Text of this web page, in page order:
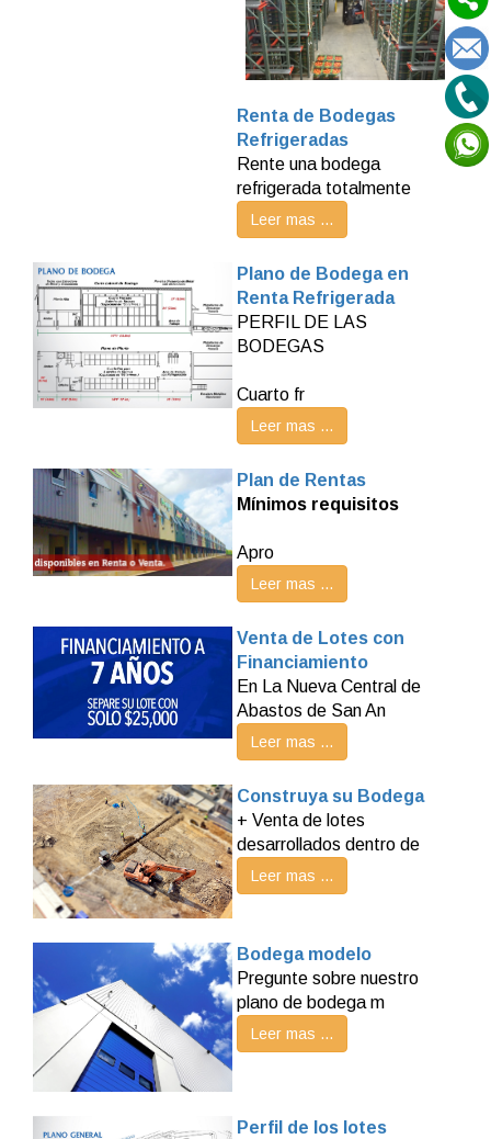
Renta de Bodegas
Refrigeradas
Rente una bodega
refrigerada totalmente
Leer mas ...
Plano de Bodega en
Renta Refrigerada
PERFIL DE LAS
BODEGAS
Cuarto fr
Leer mas ...
Plan de Rentas
Mínimos requisitos
Apro
Leer mas ...
Venta de Lotes con
Financiamiento
En La Nueva Central de
Abastos de San An
Leer mas ...
Construya su Bodega
+ Venta de lotes
desarrollados dentro de
Leer mas ...
Bodega modelo
Pregunte sobre nuestro
plano de bodega m
Leer mas ...
Perfil de los lotes